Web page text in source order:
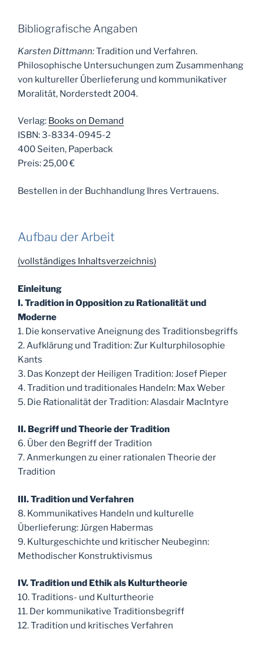
Bibliografische Angaben
Karsten Dittmann:Tradition und Verfahren.
Philosophische Untersuchungen zum Zusammenhang
von kultureller Überlieferung und kommunikativer
Moralität, Norderstedt 2004.
Verlag: Books on Demand
ISBN: 3-8334-0945-2
400 Seiten, Paperback
Preis: 25,00 €
Bestellen in der Buchhandlung Ihres Vertrauens.
Aufbau der Arbeit
(vollständiges Inhaltsverzeichnis)
Einleitung
I. Tradition in Opposition zu Rationalität und
Moderne
1. Die konservative Aneignung des Traditionsbegriffs
2. Aufklärung und Tradition: Zur Kulturphilosophie
Kants
3. Das Konzept der Heiligen Tradition: Josef Pieper
4. Tradition und traditionales Handeln: Max Weber
5. Die Rationalität der Tradition: Alasdair MacIntyre
II. Begriff und Theorie der Tradition
6. Über den Begriff der Tradition
7. Anmerkungen zu einer rationalen Theorie der
Tradition
III. Tradition und Verfahren
8. Kommunikatives Handeln und kulturelle
Überlieferung: Jürgen Habermas
9. Kulturgeschichte und kritischer Neubeginn:
Methodischer Konstruktivismus
IV. Tradition und Ethik als Kulturtheorie
10. Traditions- und Kulturtheorie
11. Der kommunikative Traditionsbegriff
12. Tradition und kritisches Verfahren